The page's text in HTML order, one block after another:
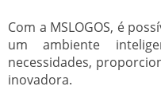
Com a MSLOGOS, é
um ambiente
necessidades,
inovadora.